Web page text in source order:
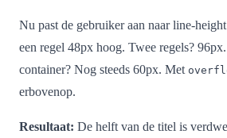
Nu past de gebruiker aan naar line-
een regel 48px hoog. Twee regels?
container? Nog steeds 60px. Met
erbovenop.
Resultaat: De helft van de titel is